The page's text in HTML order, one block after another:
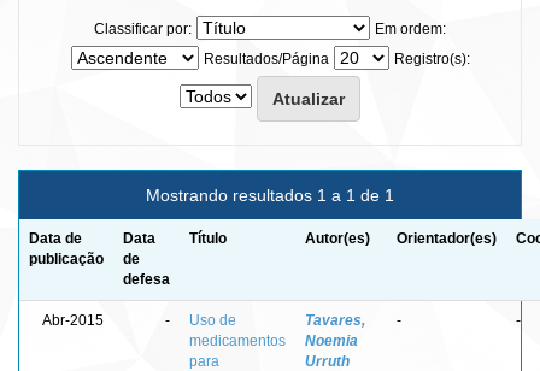
Classificar por:
Em ordem:
Resultados/Página
Registro(s):
Mostrando resultados 1 a 1 de 1
Data de
publicação
Data
de
defesa
Título Autor(es) Orientador(es)
Abr-2015 -
Uso de
medicamentos
para
Tavares,
Noemia
Urruth
- -